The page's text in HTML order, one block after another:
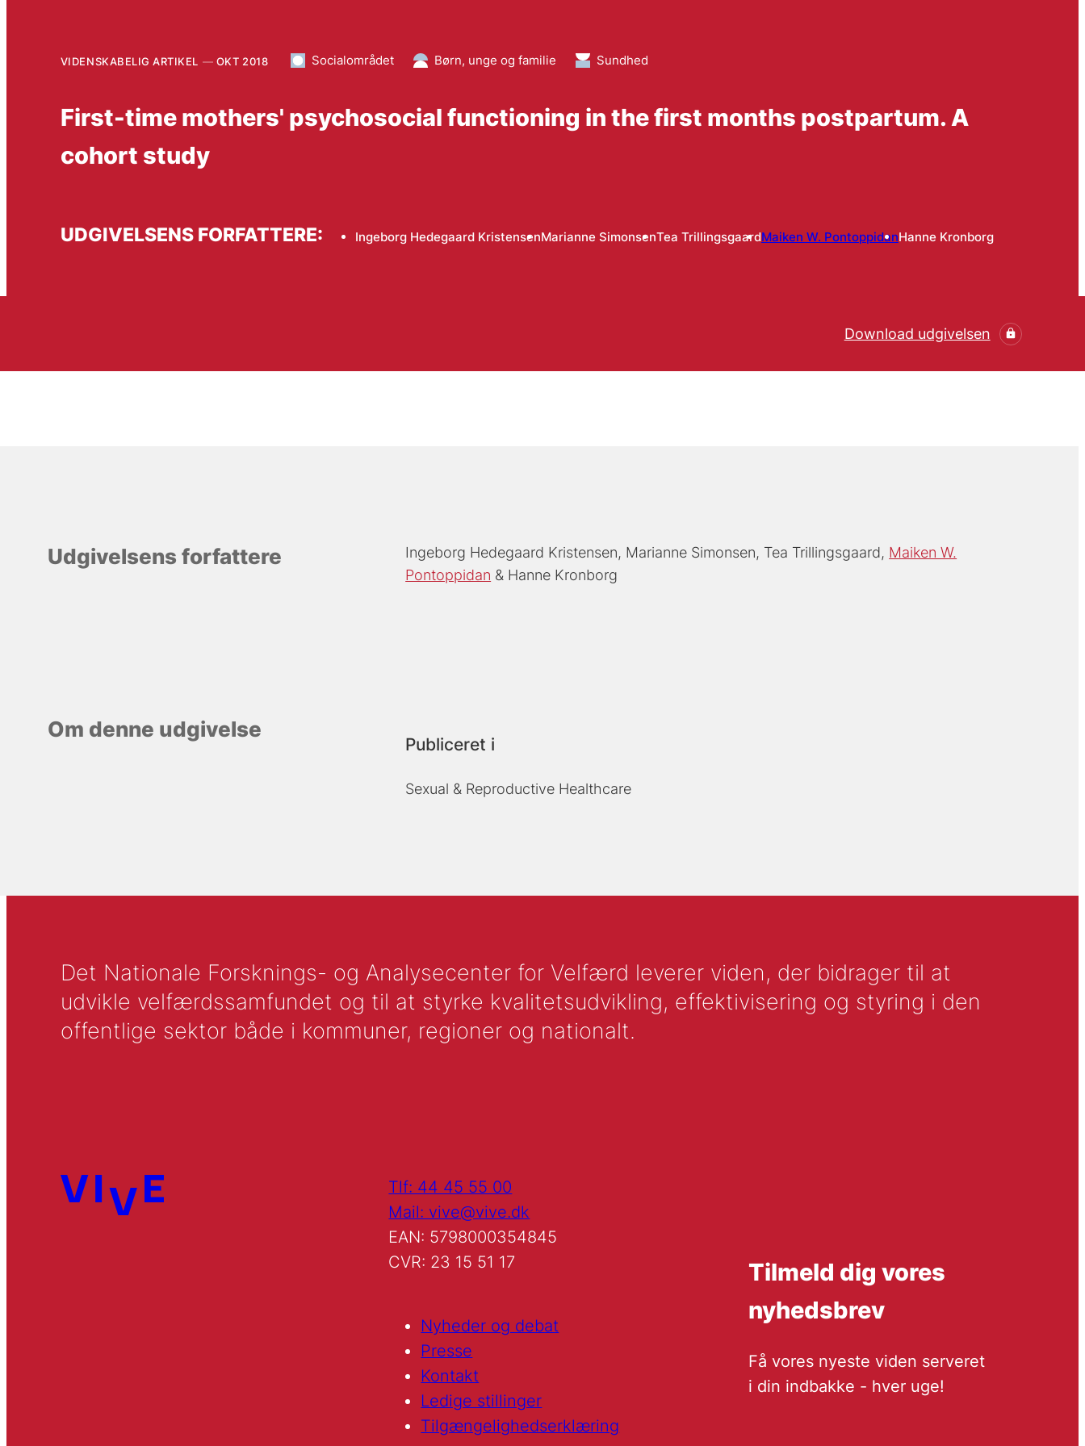
VIDENSKABELIG ARTIKEL OKT 2018 Socialområdet Børn, unge og familie Sundhed
First-time mothers' psychosocial functioning in the first months postpartum. A
cohort study
UDGIVELSENS FORFATTERE: Ingeborg Hedegaard KristensenMarianne SimonsenTea TrillingsgaardMaiken W. PontoppidanHanne Kronborg
Download udgivelsen
Udgivelsens forfattere Ingeborg Hedegaard Kristensen Marianne Simonsen Tea Trillingsgaard Maiken W.
Pontoppidan
Hanne Kronborg
Om denne udgivelse
Publiceret i
Sexual & Reproductive Healthcare
Det Nationale Forsknings- og Analysecenter for Velfærd leverer viden, der bidrager til at
udvikle velfærdssamfundet og til at styrke kvalitetsudvikling, effektivisering og styring i den
offentlige sektor både i kommuner, regioner og nationalt.
Tlf: 44 45 55 00
Mail: vive@vive.dk
EAN: 5798000354845
CVR: 23 15 51 17
Nyheder og debat
Presse
Kontakt
Ledige stillinger
Tilgængelighedserklæring
Tilmeld dig vores
nyhedsbrev
Få vores nyeste viden serveret
i din indbakke - hver uge!